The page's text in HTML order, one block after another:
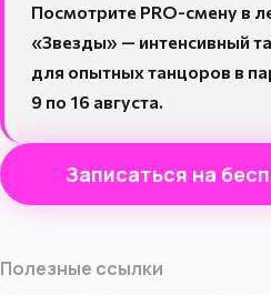
Посмотрите PRO-смену в
«Звезды» — интенсивный
для опытных танцоров в
9 по 16 августа.
Записаться на
Полезные ссылки